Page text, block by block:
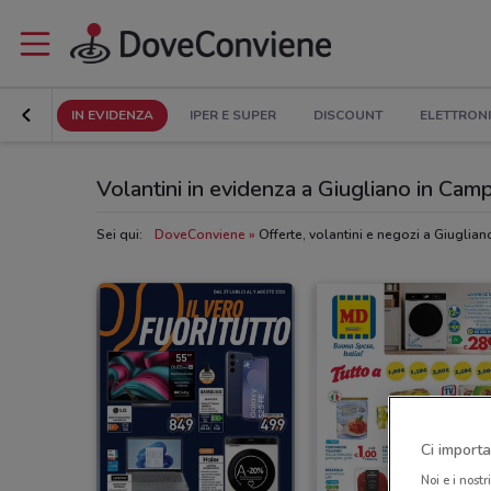
IN EVIDENZA IPER E SUPER DISCOUNT
Volantini in evidenza a Giugliano in
Sei qui: DoveConviene Offerte, volantini e negozi a
Ci
Noi e i nostri